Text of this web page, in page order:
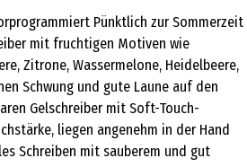
Pünktlich zur Sommerzeit
mit fruchtigen Motiven wie
Zitrone, Wassermelone, Heidelbeere,
Schwung und gute Laune auf den
Gelschreiber mit Soft-Touch-
liegen angenehm in der Hand
Schreiben mit sauberem und gut